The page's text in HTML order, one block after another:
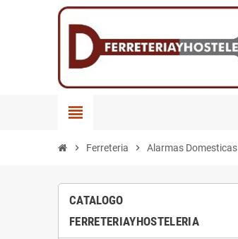
view_headline
chevron_right Ferreteria chevron_right Alarmas Domesticas
CATALOGO
FERRETERIAYHOSTELERIA